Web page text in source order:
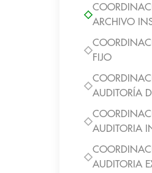
ARCHIVO
FIJO
AUDITORÍA
AUDITORIA
AUDITORIA